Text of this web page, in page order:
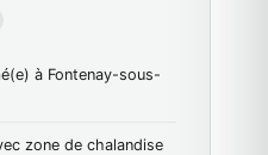
à Fontenay-sous-
zone de chalandise